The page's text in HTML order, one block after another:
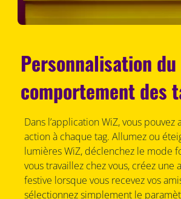
Personnalisation du
comportement des
Dans l’application WiZ, vous
action à chaque tag. Allumez ou
lumières WiZ, déclenchez le mode
vous travaillez chez vous, créez une
festive lorsque vous recevez vos
sélectionnez simplement le